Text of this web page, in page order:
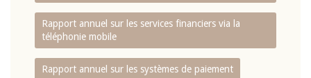
Rapport annuel sur les services financiers via la
téléphonie mobile
Rapport annuel sur les systèmes de paiement